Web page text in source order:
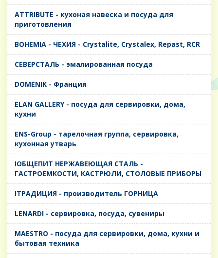
ATTRIBUTE - кухоная навеска и посуда для
приготовления
BOHEMIA - ЧЕХИЯ - Crystalite, Crystalex, Repast, RCR
CЕВЕРСТАЛЬ - эмалированная посуда
DOMENIK - Франция
ELAN GALLERY - посуда для сервировки, дома,
кухни
ENS-Group - тарелочная группа, сервировка,
кухонная утварь
IОБЩЕПИТ НЕРЖАВЕЮЩАЯ СТАЛЬ -
ГАСТРОЕМКОСТИ, КАСТРЮЛИ, СТОЛОВЫЕ ПРИБОРЫ
IТРАДИЦИЯ - производитель ГОРНИЦА
LENARDI - сервировка, посуда, сувениры
MAESTRO - посуда для сервировки, дома, кухни и
бытовая техника